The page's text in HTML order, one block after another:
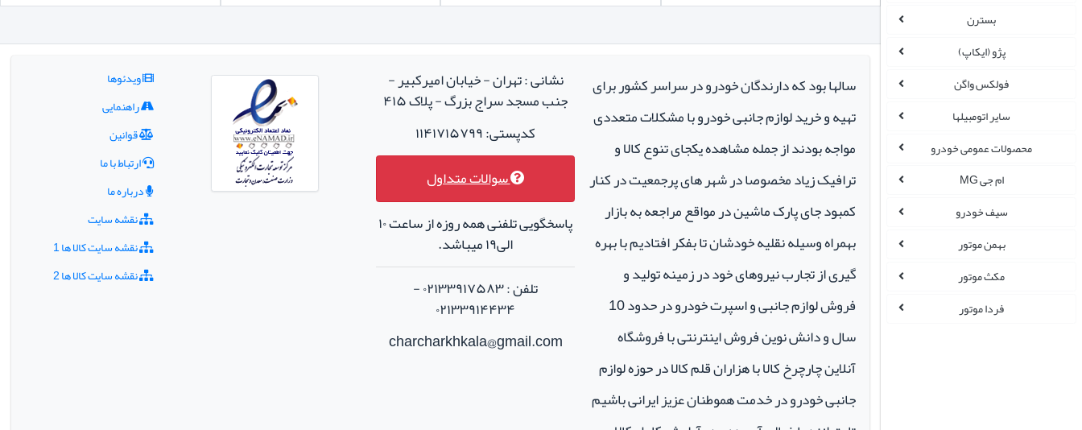
بسترن
پژو (ایکاپ)
فولکس واگن
سایر اتومبیلها
محصولات عمومی خودرو
ام جی MG
سیف خودرو
بهمن موتور
مکث موتور
فردا موتور
سالها بود که دارندگان خودرو در سراسر کشور برای
تهیه و خرید لوازم جانبی خودرو با مشکلات متعددی
مواجه بودند از جمله مشاهده یکجای تنوع کالا و
ترافیک زیاد مخصوصا در شهر های پرجمعیت در کنار
کمبود جای پارک ماشین در مواقع مراجعه به بازار
بهمراه وسیله نقلیه خودشان تا بفکر افتادیم با بهره
گیری از تجارب نیروهای خود در زمینه تولید و
فروش لوازم جانبی و اسپرت خودرو در حدود 10
سال و دانش نوین فروش اینترنتی با فروشگاه
آنلاین چارچرخ کالا با هزاران قلم کالا در حوزه لوازم
جانبی خودرو در خدمت هموطنان عزیز ایرانی باشیم
نشانی : تهران - خیابان امیرکبیر -
جنب مسجد سراج بزرگ - پلاک ۴۱۵
کدپستی: ۱۱۴۱۷۱۵۷۹۹
سوالات متداول
پاسخگویی تلفنی همه روزه از ساعت ۱۰
الی۱۹ میباشد.
تلفن : ۰۲۱۳۳۹۱۷۵۸۳ -
۰۲۱۳۳۹۱۴۴۳۴
charcharkhkala@gmail.com
ویدئوها
راهنمایی
قوانین
ارتباط با ما
درباره ما
نقشه سایت
نقشه سایت کالا ها 1
نقشه سایت کالا ها 2